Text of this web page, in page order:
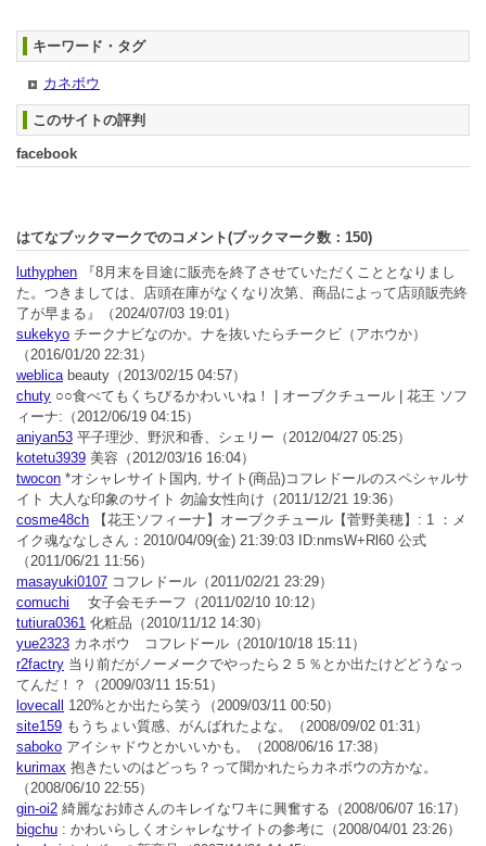
キーワード・タグ
カネボウ
このサイトの評判
facebook
はてなブックマークでのコメント(ブックマーク数： 150)
luthyphen 『8月末を目途に販売を終了させていただくこととなりまし
た。つきましては、店頭在庫がなくなり次第、商品によって店頭販売終
了が早まる』
（2024/07/03 19:01）
sukekyo チークナビなのか。ナを抜いたらチークビ（アホウか）
（2016/01/20 22:31）
weblicabeauty （2013/02/15 04:57）
chuty ○○食べてもくちびるかわいいね！ | オーブクチュール | 花王 ソフ
ィーナ: （2012/06/19 04:15）
aniyan53 平子理沙、野沢和香、シェリー （2012/04/27 05:25）
kotetu3939 美容 （2012/03/16 16:04）
twocon *オシャレサイト国内, サイト(商品)コフレドールのスペシャルサ
イト 大人な印象のサイト 勿論女性向け （2011/12/21 19:36）
cosme48ch 【花王ソフィーナ】オーブクチュール【菅野美穂】: 1 ：メ
イク魂ななしさん：2010/04/09(金) 21:39:03 ID:nmsW+Rl60 公式
（2011/06/21 11:56）
masayuki0107 コフレドール （2011/02/21 23:29）
comuchi 女子会モチーフ （2011/02/10 10:12）
tutiura0361 化粧品 （2010/11/12 14:30）
yue2323 カネボウ コフレドール （2010/10/18 15:11）
r2factry 当り前だがノーメークでやったら２５％とか出たけどどうなっ
てんだ！？
（2009/03/11 15:51）
lovecall
120%とか出たら笑う
（2009/03/11 00:50）
site159 もうちょい質感、がんばれたよな。
（2008/09/02 01:31）
saboko アイシャドウとかいいかも。
（2008/06/16 17:38）
kurimax 抱きたいのはどっち？って聞かれたらカネボウの方かな。
（2008/06/10 22:55）
gin-oi2 綺麗なお姉さんのキレイなワキに興奮する （2008/06/07 16:17）
bigchu : かわいらしくオシャレなサイトの参考に （2008/04/01 23:26）